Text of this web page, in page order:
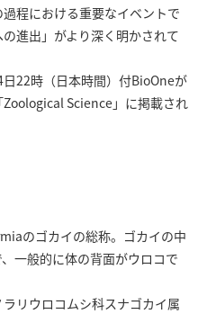
程における重要なイベントで
進出」がより深く明かされて
22時（日本時間）付BioOneが
Science」に掲載され
のゴカイの総称。ゴカイの中
一般的に体の背面がウロコで
リウロコムシ科スナゴカイ属